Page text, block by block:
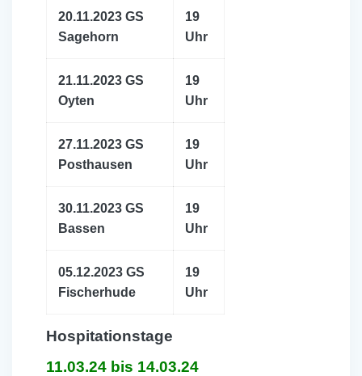
20.11.2023 GS
Sagehorn
19
Uhr
21.11.2023 GS
Oyten
19
Uhr
27.11.2023 GS
Posthausen
19
Uhr
30.11.2023 GS
Bassen
19
Uhr
05.12.2023 GS
Fischerhude
19
Uhr
Hospitationstage
11.03.24 bis 14.03.24